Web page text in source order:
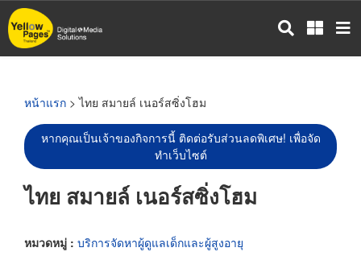
ข้าม
ไป
หน้าแรก > ไทย สมายล์ เนอร์สซิ่งโฮม
หากคุณเป็นเจ้าของกิจการนี้ ติดต่อรับส่วนลดพิเศษ! เพื่อจัด
ทำเว็บไซต์
ไทย สมายล์ เนอร์สซิ่งโฮม
หมวดหมู่ : บริการจัดหาผู้ดูแลเด็กและผู้สูงอายุ